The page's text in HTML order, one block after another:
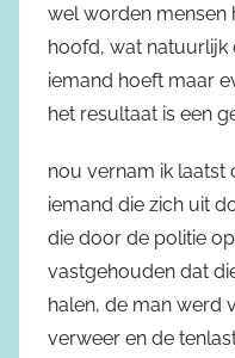
wel worden mensen
hoofd, wat natuurlijk
iemand hoeft maar
het resultaat is een
nou vernam ik laatst
iemand die zich uit
die door de politie
vastgehouden dat
halen, de man werd
verweer en de